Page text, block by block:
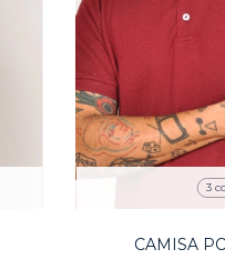
3
CAMISA